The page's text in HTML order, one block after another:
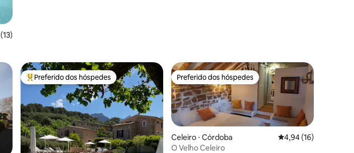
uma avaliação média de 5, 13 avaliações
Entre os melhores preferidos dos hóspedes
Preferido dos hóspedes Preferido dos hóspedes
Preferido dos hóspedes
Celeiro ⋅ Córdoba 4,94 de uma
4,94 (16)
O Velho Celeiro